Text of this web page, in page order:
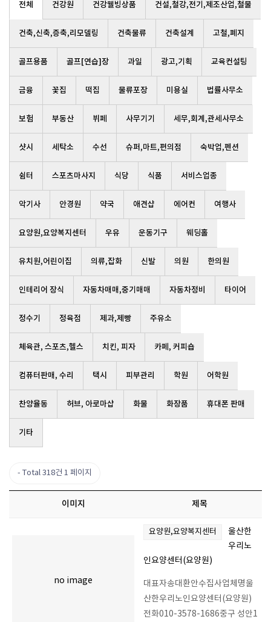
전체 건강원 건강웰빙상품 건설,철강,전기,제조산업,철물
건축,신축,증축,리모델링 건축물류 건축설계 고철,폐지
골프용품 골프[연습]장 과일 광고,기획 교육컨설팅
금융 꽃집 떡집 물류포장 미용실 법률사무소
보험 부동산 뷔페 사무기기 세무,회계,관세사무소
샷시 세탁소 수선 슈퍼,마트,편의점 숙박업,펜션
쉼터 스포츠마사지 식당 식품 서비스업종
악기사 안경원 약국 애견샵 에어컨 여행사
요양원,요양복지센터 우유 운동기구 웨딩홀
유치원,어린이집 의류,잡화 신발 의원 한의원
인테리어 장식 자동차매매,중기매매 자동차정비 타이어
정수기 정육점 제과,제빵 주유소
체육관, 스포츠,헬스 치킨, 피자 카페, 커피숍
컴퓨터판매, 수리 택시 피부관리 학원 어학원
찬양율동 허브, 아로마샵 화물 화장품 휴대폰 판매
기타
Total 318건 1 페이지
이미지 제목
no image
요양원,요양복지센터
울산한
우리노
인요양센터(요양원)
대표자송대환안수집사업체명울
산한우리노인요양센터(요양원)
전화010-3578-1686중구 성안1